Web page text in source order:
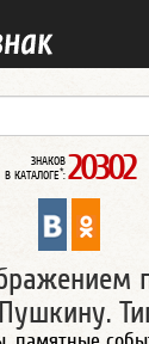
ЗНАКОВ
В КАТАЛОГЕ*: 20302